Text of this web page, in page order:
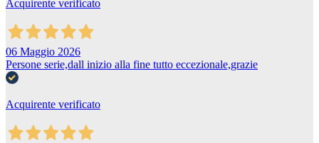
Acquirente verificato
06 Maggio 2026
Persone serie,dall inizio alla fine tutto eccezionale,grazie
Acquirente verificato